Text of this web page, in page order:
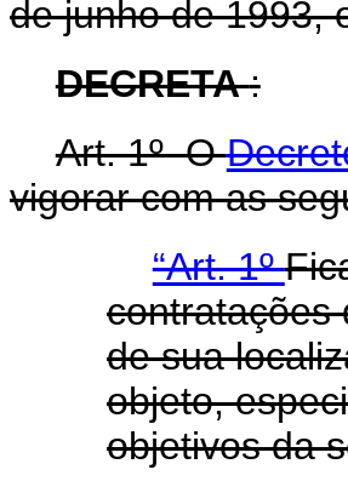
de junho de 1993,
DECRETA:
Art. 1º O
vigorar com as
“Art. 1º
contratações
de sua
objeto,
objetivos da